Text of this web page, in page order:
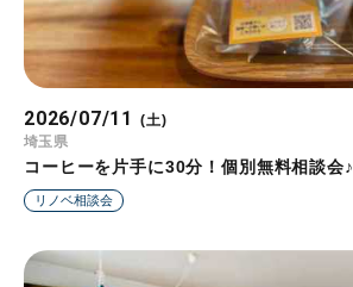
2026/07/11
(土)
埼玉県
コーヒーを片手に30分！個別無料相談会♪
リノベ相談会